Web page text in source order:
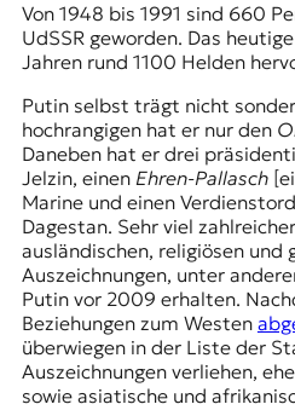
Von 1948 bis 1991 sind 660
UdSSR geworden. Das
Jahren rund 1100 Helden
Putin selbst trägt nicht
hochrangigen hat er nur den
Daneben hat er drei
Jelzin, einen Ehren-Pallasch
Marine und einen
Dagestan. Sehr viel
ausländischen, religiösen und
Auszeichnungen, unter
Putin vor 2009 erhalten.
Beziehungen zum Westen
überwiegen in der Liste der
Auszeichnungen verliehen,
sowie asiatische und